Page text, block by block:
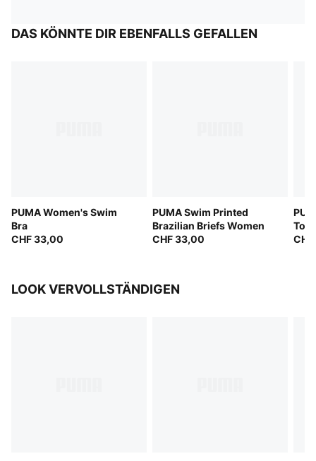
DAS KÖNNTE DIR EBENFALLS GEFALLEN
PUMA Women's Swim
Bra
CHF 33,00
PUMA Swim Printed
Brazilian Briefs Women
CHF 33,00
Top
LOOK VERVOLLSTÄNDIGEN